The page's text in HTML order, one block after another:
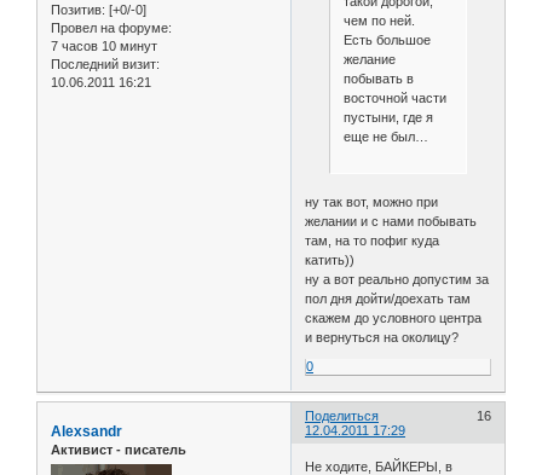
Позитив: [+0/-0]
Провел на форуме:
7 часов 10 минут
Последний визит:
10.06.2011 16:21
чем по ней.
Есть большое
желание
побывать в
восточной части
пустыни, где я
еще не был…
ну так вот, можно при
желании и с нами побывать
там, на то пофиг куда
катить))
ну а вот реально допустим за
пол дня дойти/доехать там
скажем до условного центра
и вернуться на околицу?
0
Поделиться
16
12.04.2011 17:29
Alexsandr
Активист - писатель
Не ходите, БАЙКЕРЫ, в